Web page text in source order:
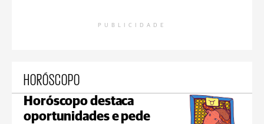
PUBLICIDADE
HORÓSCOPO
Horóscopo destaca
oportunidades e pede